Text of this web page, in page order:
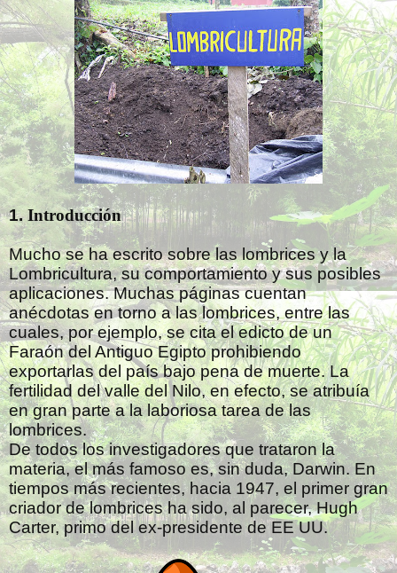
1.Introducción
Mucho se ha escrito sobre las lombrices y la
Lombricultura, su comportamiento y sus posibles
aplicaciones. Muchas páginas cuentan
anécdotas en torno a las lombrices, entre las
cuales, por ejemplo, se cita el edicto de un
Faraón del Antiguo Egipto prohibiendo
exportarlas del país bajo pena de muerte. La
fertilidad del valle del Nilo, en efecto, se atribuía
en gran parte a la laboriosa tarea de las
lombrices.
De todos los investigadores que trataron la
materia, el más famoso es, sin duda, Darwin. En
tiempos más recientes, hacia 1947, el primer gran
criador de lombrices ha sido, al parecer, Hugh
Carter, primo del ex-presidente de EE UU.